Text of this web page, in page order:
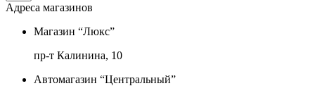
Адреса магазинов
Магазин “Люкс”
пр-т Калинина, 10
Автомагазин “Центральный”